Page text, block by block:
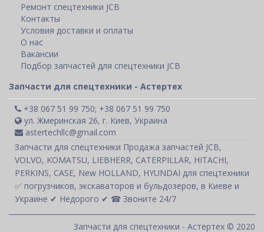
Ремонт спецтехники JCB
Контакты
Условия доставки и оплаты
О нас
Вакансии
Подбор запчастей для спецтехники JCB
Запчасти для спецтехники - Астертех
+38 067 51 99 750; +38 067 51 99 750
ул. Жмеринская 26, г. Киев, Украина
astertechllc@gmail.com
Запчасти для спецтехники Продажа запчастей JCB,
VOLVO, KOMATSU, LIEBHERR, CATERPILLAR, HITACHI,
PERKINS, CASE, New HOLLAND, HYUNDAI для спецтехники
✅ погрузчиков, экскаваторов и бульдозеров, в Киеве и
Украине ✔ Недорого ✔ ☎ Звоните 24/7
Запчасти для спецтехники - Астертех © 2020